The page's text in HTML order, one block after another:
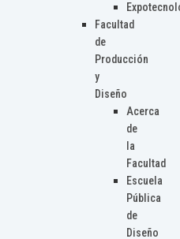
Facultad
de
Producción
y
Diseño
Acerca
de
la
Facultad
Escuela
Pública
de
Diseño